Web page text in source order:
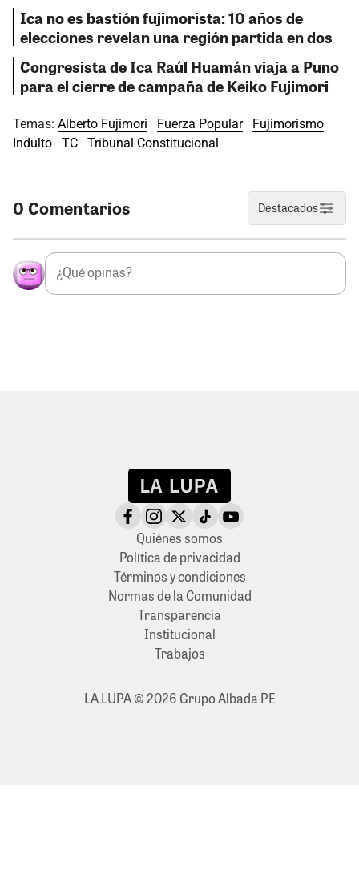
Ica no es bastión fujimorista: 10 años de
elecciones revelan una región partida en dos
Congresista de Ica Raúl Huamán viaja a Puno
para el cierre de campaña de Keiko Fujimori
Temas: Alberto Fujimori Fuerza Popular
Fujimorismo
Indulto
TC Tribunal Constitucional
0 Comentarios Destacados
Quiénes somos
Política de privacidad
Términos y condiciones
Normas de la Comunidad
Transparencia
Institucional
Trabajos
LA LUPA © 2026 Grupo Albada PE